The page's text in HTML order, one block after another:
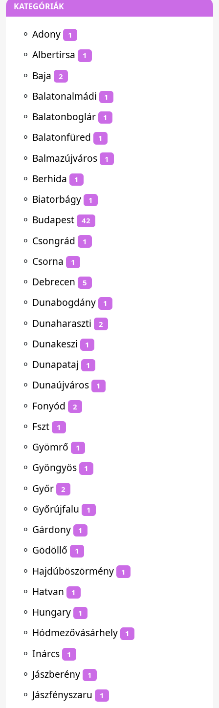
KATEGÓRIÁK
⚬ Adony 1
⚬ Albertirsa 1
⚬ Baja 2
⚬ Balatonalmádi 1
⚬ Balatonboglár 1
⚬ Balatonfüred 1
⚬ Balmazújváros 1
⚬ Berhida 1
⚬ Biatorbágy 1
⚬ Budapest 42
⚬ Csongrád 1
⚬ Csorna 1
⚬ Debrecen 5
⚬ Dunabogdány 1
⚬ Dunaharaszti 2
⚬ Dunakeszi 1
⚬ Dunapataj 1
⚬ Dunaújváros 1
⚬ Fonyód 2
⚬ Fszt 1
⚬ Gyömrő 1
⚬ Gyöngyös 1
⚬ Győr 2
⚬ Győrújfalu 1
⚬ Gárdony 1
⚬ Gödöllő 1
⚬ Hajdúböszörmény 1
⚬ Hatvan 1
⚬ Hungary 1
⚬ Hódmezővásárhely 1
⚬ Inárcs 1
⚬ Jászberény 1
⚬ Jászfényszaru 1